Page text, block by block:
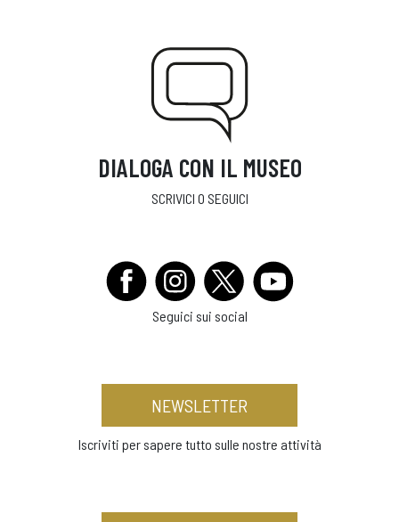
DIALOGA CON IL MUSEO
SCRIVICI O SEGUICI
Seguici sui social
NEWSLETTER
Iscriviti per sapere tutto sulle nostre attività